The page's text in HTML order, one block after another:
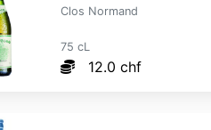
Clos Normand
75 cL
12.0 chf